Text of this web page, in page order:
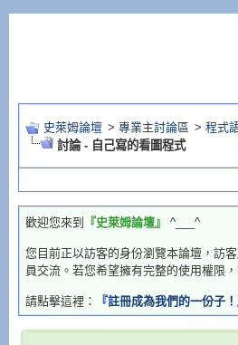
史萊姆論壇 > 專業主討論區 > 程式
討論 - 自己寫的看圖程式
歡迎您來到 『史萊姆論壇』 ^___^
您目前正以訪客的身份瀏覽本論壇，訪
員交流。若您希望擁有完整的使用權限
請點擊這裡： 『註冊成為我們的一份子！